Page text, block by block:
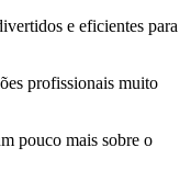
e eficientes para
profissionais muito
pouco mais sobre o